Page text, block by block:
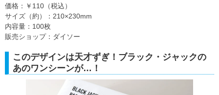
価格：￥110（税込）
サイズ（約）：210×230mm
内容量：100枚
販売ショップ：ダイソー
このデザインは天才ずぎ！ブラック・ジャックの
あのワンシーンが…！